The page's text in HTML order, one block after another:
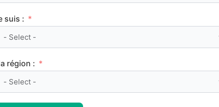
Le classement des meilleurs Sciences Po (IEP)
sur Parcoursup 2026
suis :
région :